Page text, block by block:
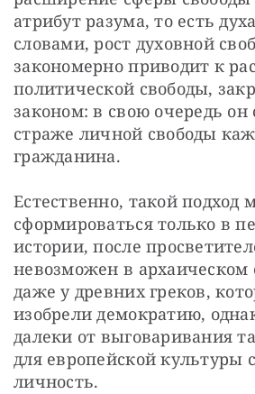
атрибут разума, то есть
словами, рост духовной
закономерно приводит к
политической свободы,
законом: в свою очередь он
страже личной свободы
гражданина.
Естественно, такой подход
сформироваться только в
истории, после
невозможен в архаическом
даже у древних греков,
изобрели демократию,
далеки от выговаривания
для европейской культуры
личность.